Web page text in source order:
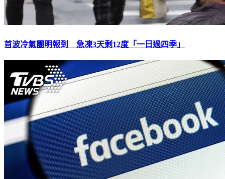
首波冷氣團明報到 急凍3天剩12度「一日過四季」